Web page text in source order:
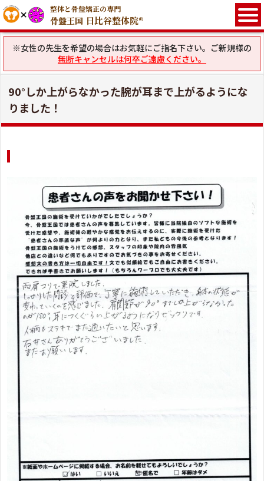
整体と骨盤矯正の専門
骨盤王国 日比谷整体院®
※女性の先生を希望の場合はお気軽にご指名下さい。ご新規様の
無断キャンセルは何卒ご遠慮ください。
90°しか上がらなかった腕が耳まで上がるようにな
りました！